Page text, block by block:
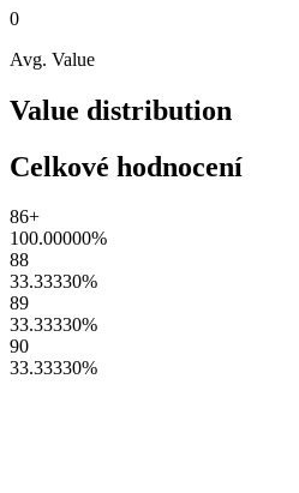
0
Avg. Value
Value distribution
Celkové hodnocení
86+
100.00000%
88
33.33330%
89
33.33330%
90
33.33330%